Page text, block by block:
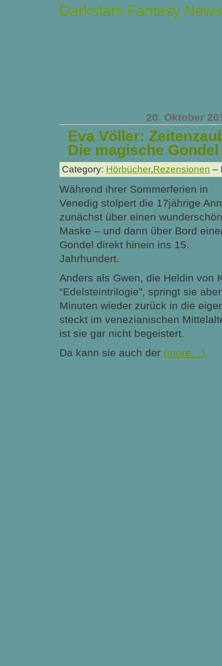
Darkstars Fantasy News
20. Oktober
Eva Völler:
Die magische Gondel
Category: Hörbücher,Rezensionen –
Während ihrer Sommerferien in
Venedig stolpert die 17jährige
zunächst über einen
Maske – und dann über Bord
Gondel direkt hinein ins 15.
Jahrhundert.
Anders als Gwen, die Heldin von
“Edelsteintrilogie”, springt sie
Minuten wieder zurück in die
steckt im venezianischen
ist sie gar nicht begeistert.
Da kann sie auch der (more…)